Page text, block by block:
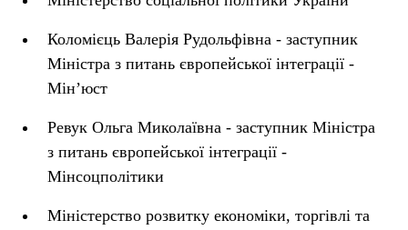
Коломієць Валерія Рудольфівна - заступник
Міністра з питань європейської інтеграції -
Мін’юст
Ревук Ольга Миколаївна - заступник Міністра
з питань європейської інтеграції -
Мінсоцполітики
Міністерство розвитку економіки, торгівлі та